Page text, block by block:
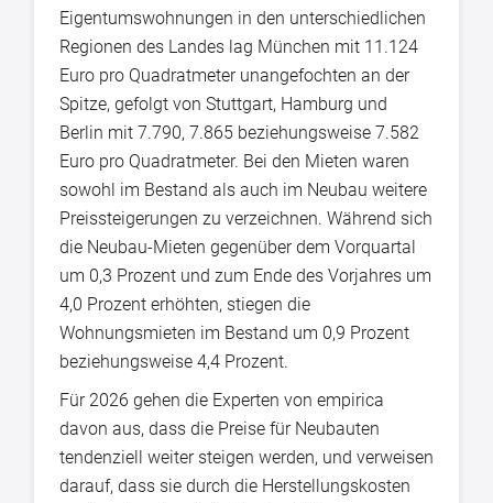
Eigentumswohnungen in den unterschiedlichen
Regionen des Landes lag München mit 11.124
Euro pro Quadratmeter unangefochten an der
Spitze, gefolgt von Stuttgart, Hamburg und
Berlin mit 7.790, 7.865 beziehungsweise 7.582
Euro pro Quadratmeter. Bei den Mieten waren
sowohl im Bestand als auch im Neubau weitere
Preissteigerungen zu verzeichnen. Während sich
die Neubau-Mieten gegenüber dem Vorquartal
um 0,3 Prozent und zum Ende des Vorjahres um
4,0 Prozent erhöhten, stiegen die
Wohnungsmieten im Bestand um 0,9 Prozent
beziehungsweise 4,4 Prozent.
Für 2026 gehen die Experten von empirica
davon aus, dass die Preise für Neubauten
tendenziell weiter steigen werden, und verweisen
darauf, dass sie durch die Herstellungskosten